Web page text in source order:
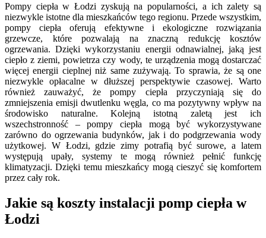
Pompy ciepła w Łodzi zyskują na popularności, a ich zalety są
niezwykle istotne dla mieszkańców tego regionu. Przede wszystkim,
pompy ciepła oferują efektywne i ekologiczne rozwiązania
grzewcze, które pozwalają na znaczną redukcję kosztów
ogrzewania. Dzięki wykorzystaniu energii odnawialnej, jaką jest
ciepło z ziemi, powietrza czy wody, te urządzenia mogą dostarczać
więcej energii cieplnej niż same zużywają. To sprawia, że są one
niezwykle opłacalne w dłuższej perspektywie czasowej. Warto
również zauważyć, że pompy ciepła przyczyniają się do
zmniejszenia emisji dwutlenku węgla, co ma pozytywny wpływ na
środowisko naturalne. Kolejną istotną zaletą jest ich
wszechstronność – pompy ciepła mogą być wykorzystywane
zarówno do ogrzewania budynków, jak i do podgrzewania wody
użytkowej. W Łodzi, gdzie zimy potrafią być surowe, a latem
występują upały, systemy te mogą również pełnić funkcję
klimatyzacji. Dzięki temu mieszkańcy mogą cieszyć się komfortem
przez cały rok.
Jakie są koszty instalacji pomp ciepła w
Łodzi